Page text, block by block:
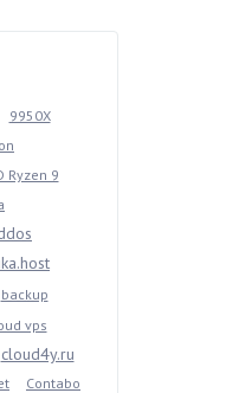
9950X
Ryzen 9
backup
vps
cloud4y.ru
Contabo